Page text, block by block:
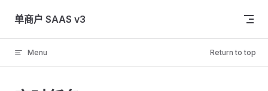
Skip to content
单商户 SAAS v3
Menu Return to top